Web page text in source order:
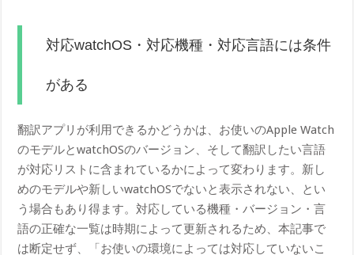
対応watchOS・対応機種・対応言語には条件
がある
翻訳アプリが利用できるかどうかは、お使いのApple Watch
のモデルとwatchOSのバージョン、そして翻訳したい言語
が対応リストに含まれているかによって変わります。新し
めのモデルや新しいwatchOSでないと表示されない、とい
う場合もあり得ます。対応している機種・バージョン・言
語の正確な一覧は時期によって更新されるため、本記事で
は断定せず、「お使いの環境によっては対応していないこ